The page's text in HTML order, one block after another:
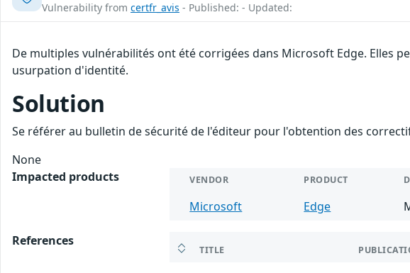
Vulnerability from certfr_avis - Published: - Updated:
De multiples vulnérabilités ont été corrigées dans Microsoft Edge. Elles
usurpation d'identité.
Solution
Se référer au bulletin de sécurité de l'éditeur pour l'obtention des
None
Impacted products
VENDOR PRODUCT
Microsoft Edge
References
TITLE